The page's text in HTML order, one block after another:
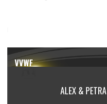
VVWF
ALEX & PETRA